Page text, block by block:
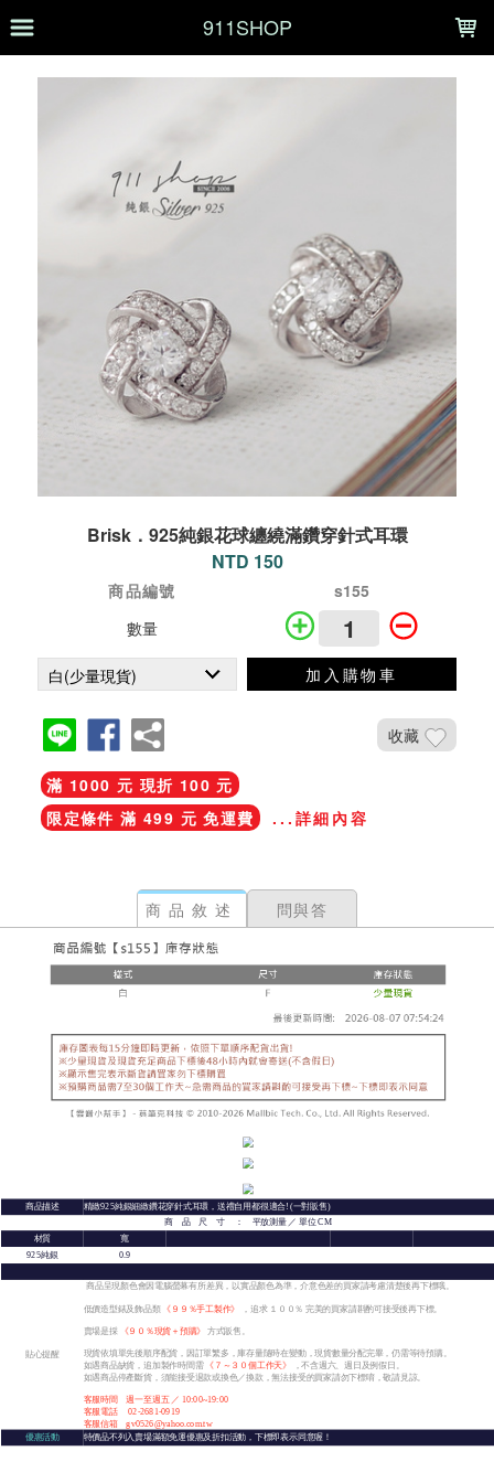
911SHOP
Brisk．925純銀花球纏繞滿鑽穿針式耳環
NTD 150
商品編號
s155
數量
加入購物車
收藏
滿 1000 元 現折 100 元
限定條件 滿 499 元 免運費
...詳細內容
商品敘述 問與答